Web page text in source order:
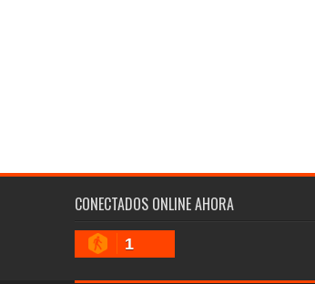
CONECTADOS ONLINE AHORA
1